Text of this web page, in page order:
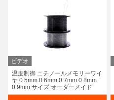
ビデオ
温度制御 ニチノールメモリーワイ
ヤ 0.5mm 0.6mm 0.7mm 0.8mm
0.9mm サイズ オーダーメイド